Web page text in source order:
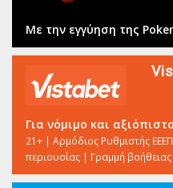
Με την εγγύηση της
Για νόμιμο και
21+ | Αρμόδιος Ρυθμιστής
περιουσίας | Γραμμή